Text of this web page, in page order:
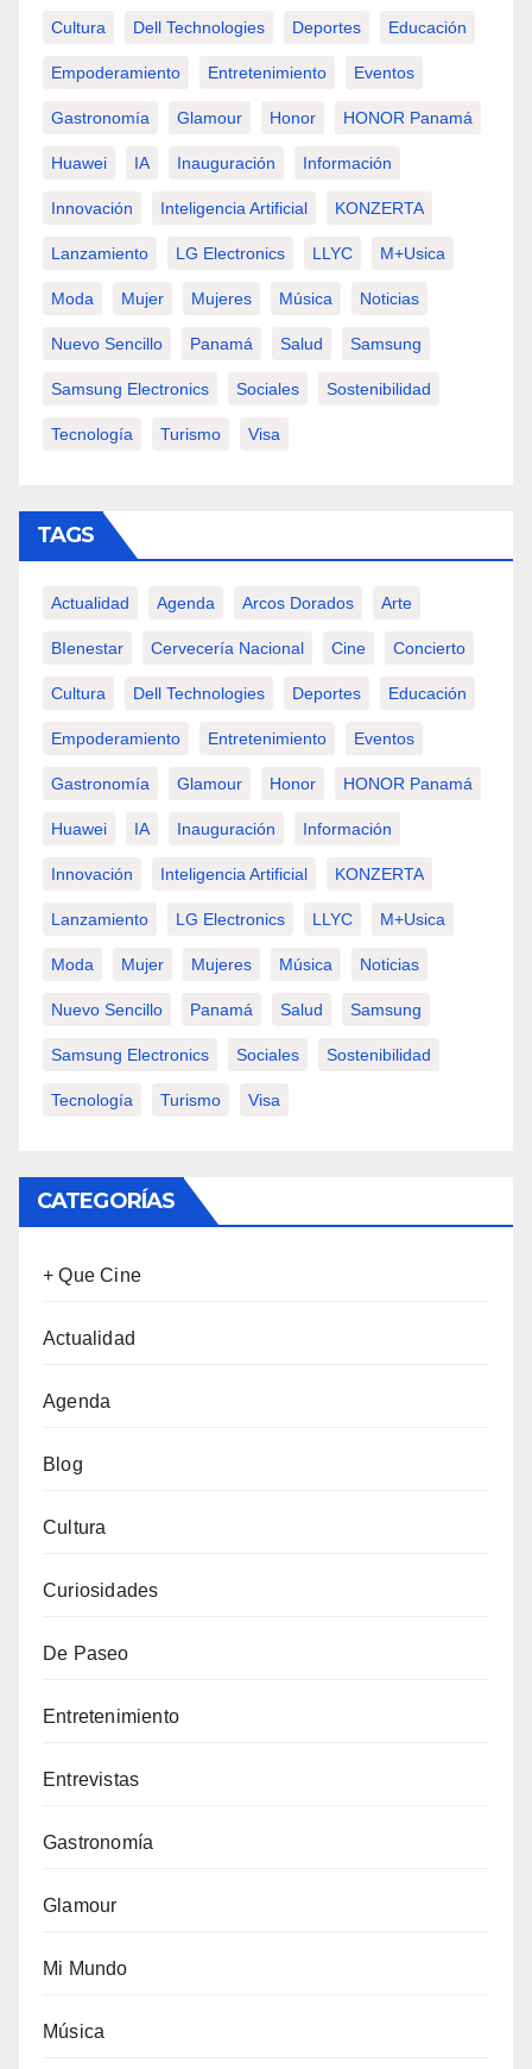
Cultura Dell Technologies Deportes Educación
Empoderamiento Entretenimiento Eventos
Gastronomía Glamour Honor HONOR Panamá
Huawei IA Inauguración Información
Innovación Inteligencia Artificial KONZERTA
Lanzamiento LG Electronics LLYC M+usica
Moda Mujer Mujeres Música Noticias
Nuevo Sencillo Panamá Salud Samsung
Samsung Electronics Sociales Sostenibilidad
Tecnología Turismo Visa
TAGS
Actualidad Agenda Arcos Dorados Arte
BIenestar Cervecería Nacional Cine Concierto
Cultura Dell Technologies Deportes Educación
Empoderamiento Entretenimiento Eventos
Gastronomía Glamour Honor HONOR Panamá
Huawei IA Inauguración Información
Innovación Inteligencia Artificial KONZERTA
Lanzamiento LG Electronics LLYC M+usica
Moda Mujer Mujeres Música Noticias
Nuevo Sencillo Panamá Salud Samsung
Samsung Electronics Sociales Sostenibilidad
Tecnología Turismo Visa
CATEGORÍAS
+ Que Cine
Actualidad
Agenda
Blog
Cultura
Curiosidades
De Paseo
Entretenimiento
Entrevistas
Gastronomía
Glamour
Mi Mundo
Música